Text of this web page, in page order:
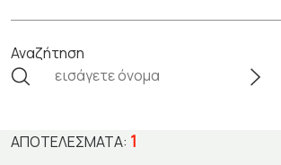
Αναζήτηση
ΑΠΟΤΕΛΈΣΜΑΤΑ: 1